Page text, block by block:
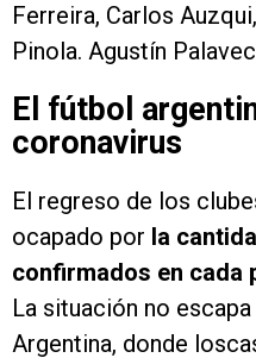
Ferreira, Carlos
Pinola. Agustín
El fútbol
coronavirus
El regreso de los
ocapado por la
confirmados en cada
La situación no
Argentina, donde